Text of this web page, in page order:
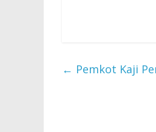
← Pemkot Kaji